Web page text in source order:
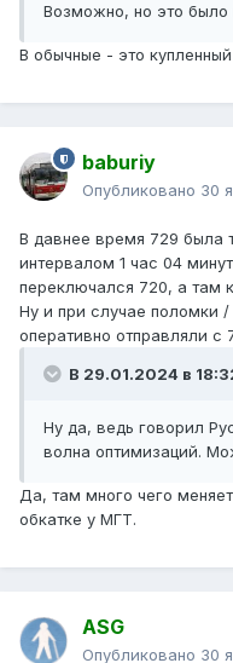
Возможно, но это было
В обычные - это
baburiy
Опубликовано 30
В давнее время 729 была
интервалом 1 час 04
переключался 720, а там
Ну и при случае поломки
оперативно отправляли с
В 29.01.2024 в
Ну да, ведь говорил
волна оптимизаций.
Да, там много чего
обкатке у МГТ.
ASG
Опубликовано 30